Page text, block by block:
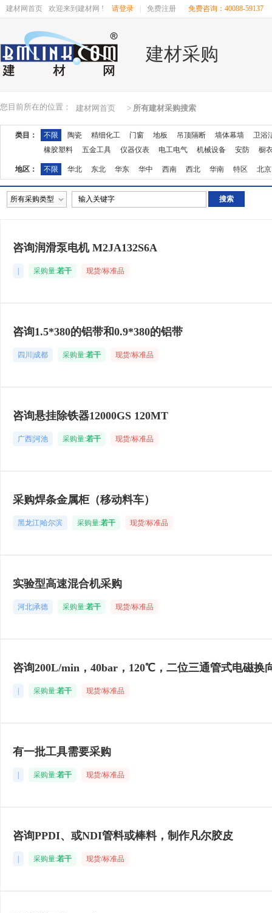
建材网首页 欢迎来到建材网 ! 请登录 免费注册 免费咨询：40088-59137
建材采购
您目前所在的位置： 建材网首页 > 所有建材采购搜索
类目： 不限 陶瓷 精细化工 门窗 地板 吊顶隔断 墙体幕墙
卫浴
橡胶塑料
五金工具 仪器仪表 电工电气 机械设备 安防 橱
地区： 不限 华北 东北 华东 华中 西南 西北 华南 特区
北京
湖南
广东 广西 江西 四川 海南 贵州 云南 西藏
陕西
所有采购类型
咨询润滑泵电机 M2JA132S6A
采购量:若干 现货/标准品
咨询1.5*380的铝带和0.9*380的铝带
四川|成都 采购量:若干 现货/标准品
咨询悬挂除铁器12000GS 120MT
广西|河池 采购量:若干 现货/标准品
采购焊条金属柜（移动料车）
黑龙江|哈尔滨 采购量:若干 现货/标准品
实验型高速混合机采购
河北|承德 采购量:若干 现货/标准品
咨询200L/min，40bar，120℃，二位三通管式电磁换
采购量:若干 现货/标准品
有一批工具需要采购
采购量:若干 现货/标准品
咨询PPDI、或NDI管料或棒料，制作凡尔胶皮
采购量:若干 现货/标准品